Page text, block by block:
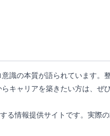
識の本質が語られています。
キャリアを築きたい方は、ぜ
る情報提供サイトです。実際